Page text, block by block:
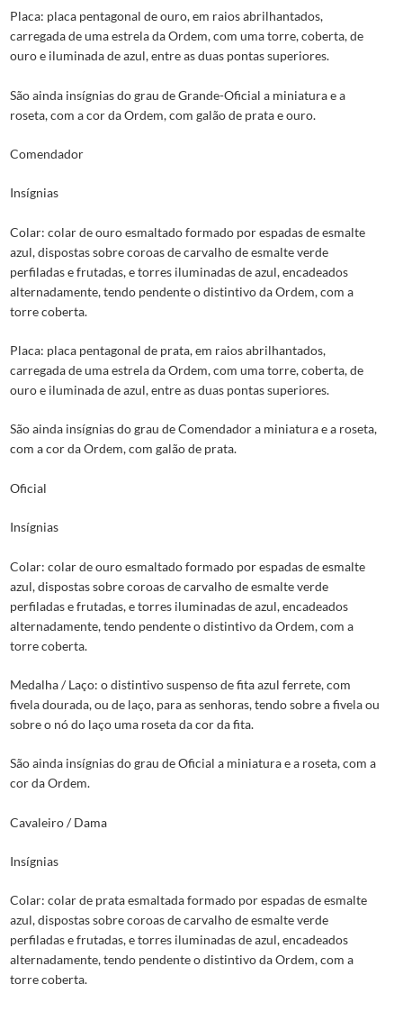
Placa: placa pentagonal de ouro, em raios abrilhantados,
carregada de uma estrela da Ordem, com uma torre, coberta, de
ouro e iluminada de azul, entre as duas pontas superiores.
São ainda insígnias do grau de Grande-Oficial a miniatura e a
roseta, com a cor da Ordem, com galão de prata e ouro.
Comendador
Insígnias
Colar: colar de ouro esmaltado formado por espadas de esmalte
azul, dispostas sobre coroas de carvalho de esmalte verde
perfiladas e frutadas, e torres iluminadas de azul, encadeados
alternadamente, tendo pendente o distintivo da Ordem, com a
torre coberta.
Placa: placa pentagonal de prata, em raios abrilhantados,
carregada de uma estrela da Ordem, com uma torre, coberta, de
ouro e iluminada de azul, entre as duas pontas superiores.
São ainda insígnias do grau de Comendador a miniatura e a roseta,
com a cor da Ordem, com galão de prata.
Oficial
Insígnias
Colar: colar de ouro esmaltado formado por espadas de esmalte
azul, dispostas sobre coroas de carvalho de esmalte verde
perfiladas e frutadas, e torres iluminadas de azul, encadeados
alternadamente, tendo pendente o distintivo da Ordem, com a
torre coberta.
Medalha / Laço: o distintivo suspenso de fita azul ferrete, com
fivela dourada, ou de laço, para as senhoras, tendo sobre a fivela ou
sobre o nó do laço uma roseta da cor da fita.
São ainda insígnias do grau de Oficial a miniatura e a roseta, com a
cor da Ordem.
Cavaleiro / Dama
Insígnias
Colar: colar de prata esmaltada formado por espadas de esmalte
azul, dispostas sobre coroas de carvalho de esmalte verde
perfiladas e frutadas, e torres iluminadas de azul, encadeados
alternadamente, tendo pendente o distintivo da Ordem, com a
torre coberta.